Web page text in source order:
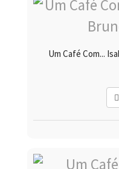
Um Café Com...